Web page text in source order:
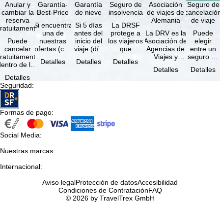
Anular y
cambiar la
reserva
Puede
cancelar
de los
a
reserva, …
Detalles
Garantía-
Best-Price
Si encuentra
una de
nuestras
ofertas (con
prestaciones
Detalles
Garantía
de nieve
Si 5 días
antes del
inicio del
viaje (día
ninguna de
Detalles
Seguro de
insolvencia
La DRSF
protege a
los viajeros
que
viaje
Detalles
Asociación
de viajes de
Alemania
La DRV es la
Asociación de
Agencias de
Viajes y
más grande
Detalles
Seguro de
de viaje
Puede
elegir
entre un
seguro de
de viaje
Detalles
Seguridad:
Formas de pago:
Social Media:
Nuestras marcas:
Internacional:
Aviso legalProtección de datosAccesibilidad
Condiciones de ContrataciónFAQ
© 2026 by TravelTrex GmbH